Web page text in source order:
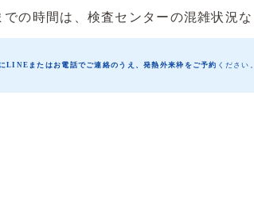
の時間は、検査センターの混雑状況
LINEまたはお電話でご連絡のうえ、発熱外来枠をご予約 ください